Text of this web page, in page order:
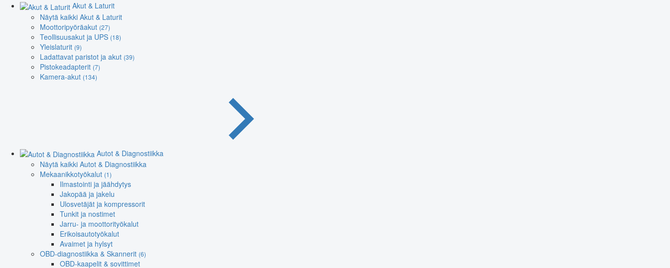
Akut & Laturit
Näytä kaikki Akut & Laturit
Moottoripyöräakut (27)
Teollisuusakut ja UPS (18)
Yleislaturit (9)
Ladattavat paristot ja akut (39)
Pistokeadapterit (7)
Kamera-akut (134)
Autot & Diagnostiikka
Näytä kaikki Autot & Diagnostiikka
Mekaanikkotyökalut (1)
Ilmastointi ja jäähdytys
Jakopää ja jakelu
Ulosvetäjät ja kompressorit
Tunkit ja nostimet
Jarru- ja moottorityökalut
Erikoisautotyökalut
Avaimet ja hylsyt
OBD-diagnostiikka & Skannerit (6)
OBD-kaapelit & sovittimet